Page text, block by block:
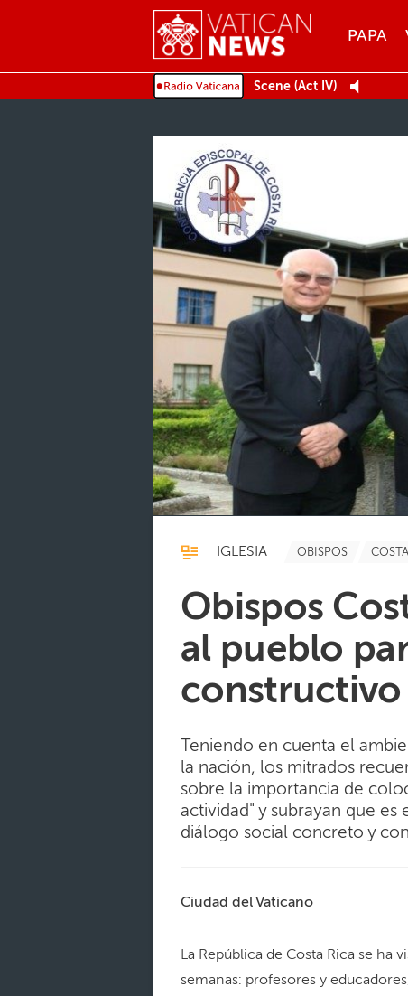
MENU
PAPA
Scene (Act IV)
IGLESIA OBISPOS
Obispos
al pueblo
constructivo
Teniendo en cuenta el
la nación, los mitrados
sobre la importancia de
actividad" y subrayan que
diálogo social concreto y
Ciudad del Vaticano
La República de Costa Rica se ha
semanas: profesores y